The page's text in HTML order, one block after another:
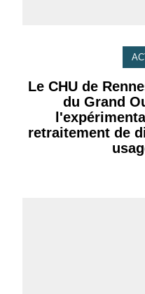
Le CHU de
du Grand
retraitement de